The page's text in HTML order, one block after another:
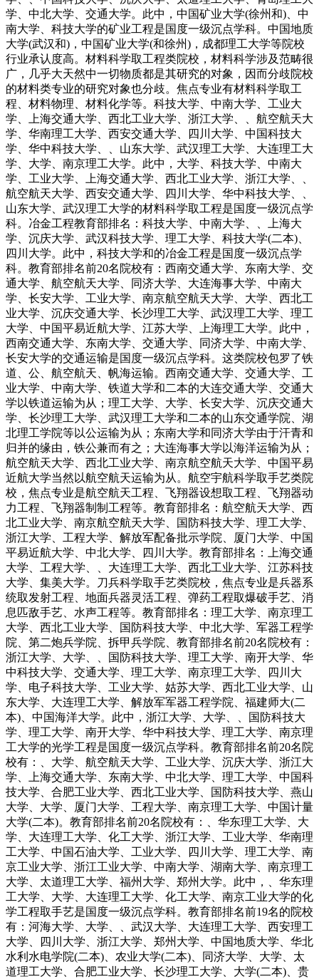
学、中北大学、交通大学。此中，中国矿业大学(徐州和)、中
南大学、科技大学的矿业工程是国度一级沉点学科。中国地质
大学(武汉和)，中国矿业大学(和徐州)，成都理工大学等院校
行业承认度高。材料科学取工程类院校，材料科学涉及范畴很
广，几乎大天然中一切物质都是其研究的对象，因而分歧院校
的材料类专业的研究对象也分歧。焦点专业有材料科学取工
程、材料物理、材料化学等。科技大学、中南大学、工业大
学、上海交通大学、西北工业大学、浙江大学、、航空航天大
学、华南理工大学、西安交通大学、四川大学、中国科技大
学、华中科技大学、、山东大学、武汉理工大学、大连理工大
学、大学、南京理工大学。此中，大学、科技大学、中南大
学、工业大学、上海交通大学、西北工业大学、浙江大学、、
航空航天大学、西安交通大学、四川大学、华中科技大学、、
山东大学、武汉理工大学的材料科学取工程是国度一级沉点学
科。冶金工程教育部排名：科技大学、中南大学、、上海大
学、沉庆大学、武汉科技大学、理工大学、科技大学(二本)、
四川大学。此中，科技大学和的冶金工程是国度一级沉点学
科。教育部排名前20名院校有：西南交通大学、东南大学、交
通大学、航空航天大学、同济大学、大连海事大学、中南大
学、长安大学、工业大学、南京航空航天大学、大学、西北工
业大学、沉庆交通大学、长沙理工大学、武汉理工大学、理工
大学、中国平易近航大学、江苏大学、上海理工大学。此中，
西南交通大学、东南大学、交通大学、同济大学、中南大学、
长安大学的交通运输是国度一级沉点学科。这类院校包罗了铁
道、公、航空航天、帆海运输。西南交通大学、交通大学、工
业大学、中南大学、铁道大学和二本的大连交通大学、交通大
学以铁道运输为从；理工大学、大学、长安大学、沉庆交通大
学、长沙理工大学、武汉理工大学和二本的山东交通学院、湖
北理工学院等以公运输为从；东南大学和同济大学由于汗青和
归并的缘由，铁公兼而有之；大连海事大学以海洋运输为从；
航空航天大学、西北工业大学、南京航空航天大学、中国平易
近航大学当然以航空航天运输为从。航空宇航科学取手艺类院
校，焦点专业是航空航天工程、飞翔器设想取工程、飞翔器动
力工程、飞翔器制制工程等。教育部排名：航空航天大学、西
北工业大学、南京航空航天大学、国防科技大学、理工大学、
浙江大学、工程大学、解放军配备批示学院、厦门大学、中国
平易近航大学、中北大学、四川大学。教育部排名：上海交通
大学、工程大学、、大连理工大学、西北工业大学、江苏科技
大学、集美大学。刀兵科学取手艺类院校，焦点专业是兵器系
统取发射工程、地面兵器灵活工程、弹药工程取爆破手艺、消
息匹敌手艺、水声工程等。教育部排名：理工大学、南京理工
大学、西北工业大学、国防科技大学、中北大学、军器工程学
院、第二炮兵学院、拆甲兵学院、教育部排名前20名院校有：
浙江大学、大学、、国防科技大学、理工大学、南开大学、华
中科技大学、交通大学、理工大学、南京理工大学、四川大
学、电子科技大学、工业大学、姑苏大学、西北工业大学、山
东大学、大连理工大学、解放军军器工程学院、福建师大(二
本)、中国海洋大学。此中，浙江大学、大学、、国防科技大
学、理工大学、南开大学、华中科技大学、理工大学、南京理
工大学的光学工程是国度一级沉点学科。教育部排名前20名院
校有：、大学、航空航天大学、工业大学、沉庆大学、浙江大
学、上海交通大学、东南大学、中北大学、理工大学、中国科
技大学、合肥工业大学、西北工业大学、国防科技大学、燕山
大学、大学、厦门大学、工程大学、南京理工大学、中国计量
大学(二本)。教育部排名前20名院校有：、华东理工大学、大
学、大连理工大学、化工大学、浙江大学、工业大学、华南理
工大学、中国石油大学、工业大学、四川大学、理工大学、南
京工业大学、浙江工业大学、中南大学、湖南大学、南京理工
大学、太道理工大学、福州大学、郑州大学。此中，、华东理
工大学、大学、大连理工大学、化工大学、南京工业大学的化
学工程取手艺是国度一级沉点学科。教育部排名前19名的院校
有：河海大学、大学、、武汉大学、大连理工大学、西安理工
大学、四川大学、浙江大学、郑州大学、中国地质大学、华北
水利水电学院(二本)、农业大学(二本)、同济大学、大学、太
道理工大学、合肥工业大学、长沙理工大学、大学(二本)、贵